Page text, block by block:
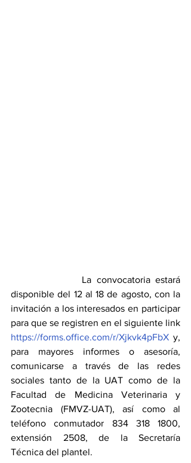
La convocatoria estará
disponible del 12 al 18 de agosto, con la
invitación a los interesados en participar
https://forms.office.com/r/Xjkvk4pFbX y,
para mayores informes o asesoría,
comunicarse a través de las redes
sociales tanto de la UAT como de la
Facultad de Medicina Veterinaria y
Zootecnia (FMVZ-UAT), así como al
teléfono conmutador 834 318 1800,
extensión 2508, de la Secretaría
Técnica del plantel.